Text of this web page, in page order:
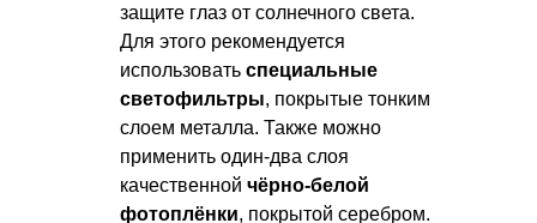
защите глаз от солнечного света.
Для этого рекомендуется
использовать специальные
светофильтры, покрытые тонким
слоем металла. Также можно
применить один-два слоя
качественной чёрно-белой
фотоплёнки, покрытой серебром.